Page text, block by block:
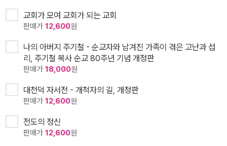
교회가 모여 교회가 되는 교회
판매가 12,600원
나의 아버지 주기철 - 순교자와 남겨진 가족이 겪은 고난과 섭
리, 주기철 목사 순교 80주년 기념 개정판
판매가 18,000원
대천덕 자서전 - 개척자의 길, 개정판
판매가 12,600원
전도의 정신
판매가 12,600원